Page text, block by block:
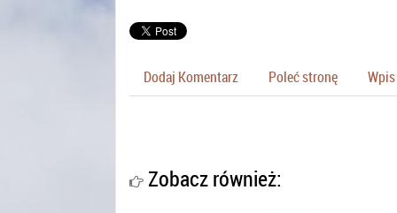
Dodaj Komentarz Poleć stronę
Zobacz również: